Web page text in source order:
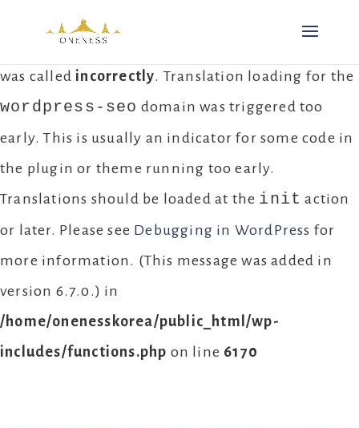
: Function _load_textdomain_just_in_time
was called incorrectly. Translation loading for the
wordpress-seo domain was triggered too
early. This is usually an indicator for some code in
the plugin or theme running too early.
Translations should be loaded at the init action
or later. Please see Debugging in WordPress for
more information. (This message was added in
version 6.7.0.) in
/home/onenesskorea/public_html/wp-
includes/functions.php on line 6170